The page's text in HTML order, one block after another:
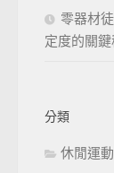
零器材
定度的關
分類
休閒運